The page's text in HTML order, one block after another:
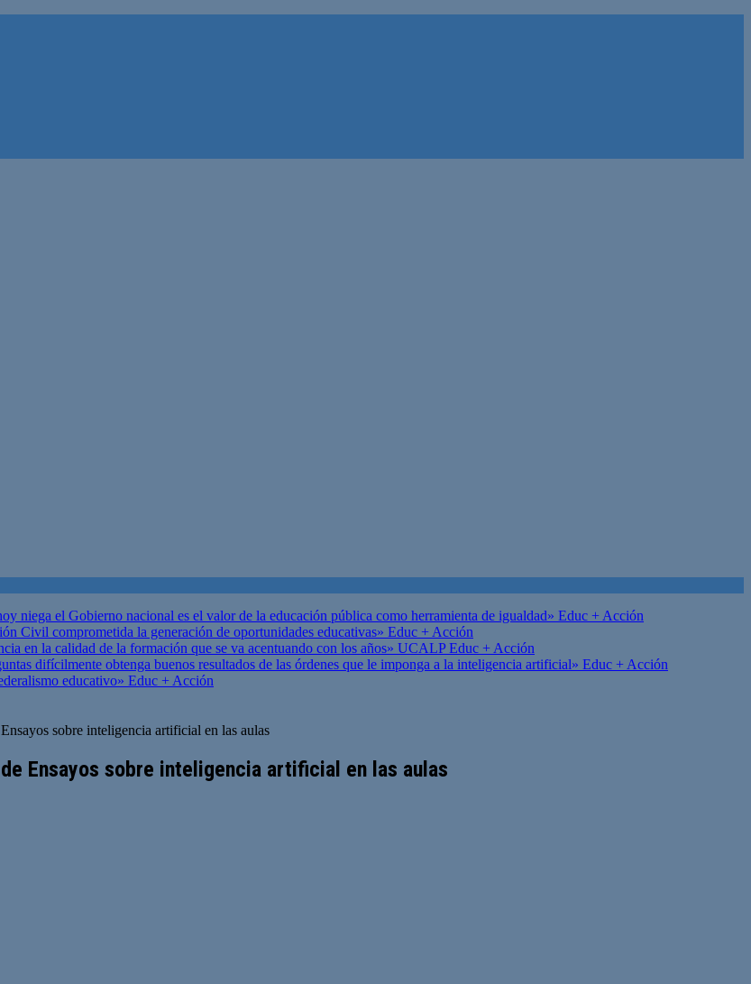
niega el Gobierno nacional es el valor de la educación pública como herramienta de igualdad» Educ + Acción
Civil comprometida la generación de oportunidades educativas» Educ + Acción
en la calidad de la formación que se va acentuando con los años» UCALPEduc + Acción
difícilmente obtenga buenos resultados de las órdenes que le imponga a la inteligencia artificial» Educ + Acción
educativo» Educ + Acción
sobre inteligencia artificial en las aulas
Ensayos sobre inteligencia artificial en las aulas